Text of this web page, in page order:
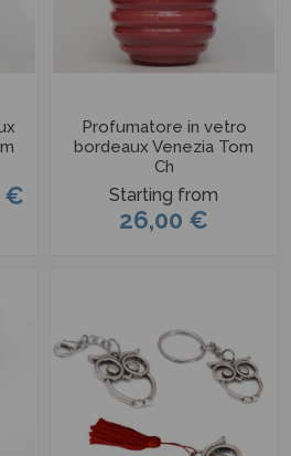
€
Profumatore in vetro
bordeaux Venezia Tom
Ch
Starting from
26,00 €